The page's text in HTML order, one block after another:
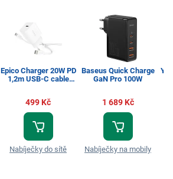
Epico Charger 20W PD
1,2m USB-C cable
499 Kč
Nabíječky do sítě
Baseus Quick Charge
GaN Pro 100W
1 689 Kč
Nabíječky na mobily